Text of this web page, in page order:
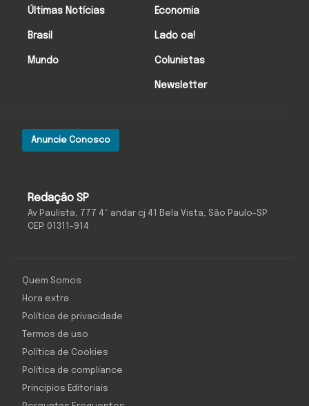
Redação SP
Av Paulista, 777 4º andar cj 41 Bela Vista, São Paulo-SP
CEP: 01311-914
Anuncie Conosco
Últimas Notícias
Brasil
Mundo
Economia
Lado oa!
Colunistas
Newsletter
Quem Somos
Hora extra
Política de privacidade
Termos de uso
Política de Cookies
Política de compliance
Princípios Editoriais